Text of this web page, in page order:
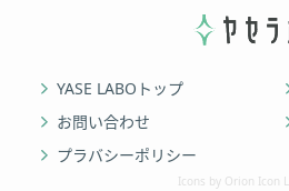
YASE LABOトップ
お問い合わせ
プラバシーポリシー
Icons by Orion Icon